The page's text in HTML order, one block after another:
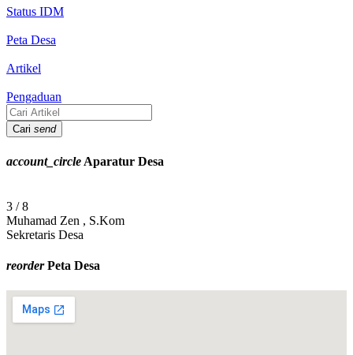
Status IDM
Peta Desa
Artikel
Pengaduan
Cari send
account_circle Aparatur Desa
4 / 8
Heriyanto , S.E
Kasi Pemerintahan
reorderPeta Desa